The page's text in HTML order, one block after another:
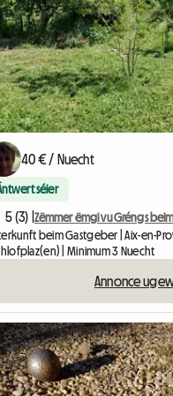
40 € / Nuecht
séier
5 (3) | Zëmmer ëmgi vu Gréngs
beim Gastgeber | Aix-en-
| Minimum 3 Nuecht
Annonce